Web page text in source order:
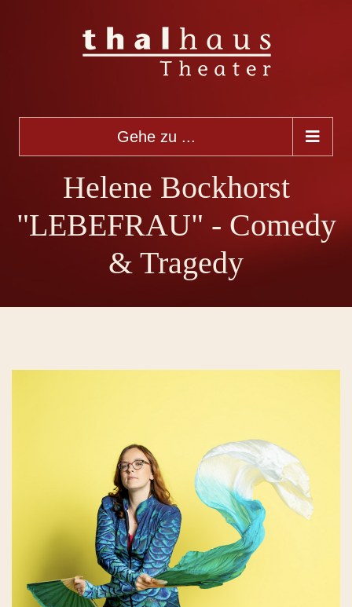
Gehe zu ...
Helene Bockhorst
"LEBEFRAU" - Comedy
& Tragedy